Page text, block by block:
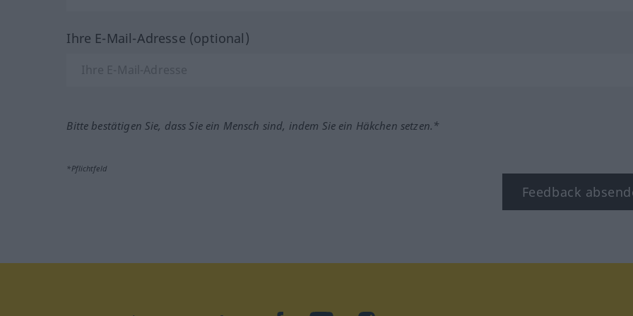
Ihre E-Mail-Adresse (optional)
Bitte bestätigen Sie, dass Sie ein Mensch sind, indem Sie ein Häkchen setzen.*
*Pflichtfeld
Feedback